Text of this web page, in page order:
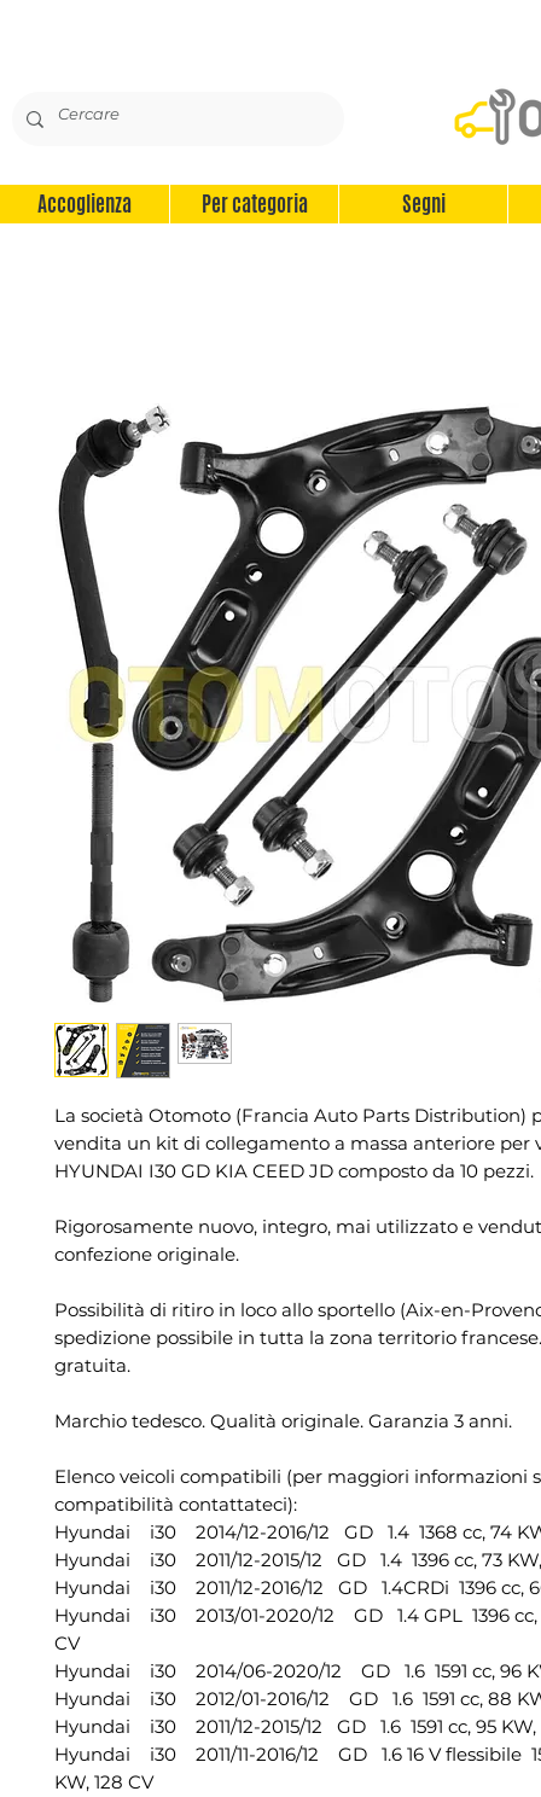
Accoglienza Per categoria Segni
La società Otomoto (Francia Auto Parts Distribution)
vendita un kit di collegamento a massa anteriore per
HYUNDAI I30 GD KIA CEED JD composto da 10 pezzi.
Rigorosamente nuovo, integro, mai utilizzato e
confezione originale.
Possibilità di ritiro in loco allo sportello (Aix-en-
spedizione possibile in tutta la zona territorio
gratuita.
Marchio tedesco. Qualità originale. Garanzia 3 anni.
Elenco veicoli compatibili (per maggiori informazioni
compatibilità contattateci):
Hyundai i30 2014/12-2016/12 GD 1.4 1368 cc, 74
Hyundai i30 2011/12-2015/12 GD 1.4 1396 cc, 73
Hyundai i30 2011/12-2016/12 GD 1.4CRDi 1396 cc,
Hyundai i30 2013/01-2020/12 GD 1.4 GPL 1396 cc,
CV
Hyundai i30 2014/06-2020/12 GD 1.6 1591 cc, 96
Hyundai i30 2012/01-2016/12 GD 1.6 1591 cc, 88
Hyundai i30 2011/12-2015/12 GD 1.6 1591 cc, 95 KW,
Hyundai i30 2011/11-2016/12 GD 1.6 16 V flessibile
KW, 128 CV